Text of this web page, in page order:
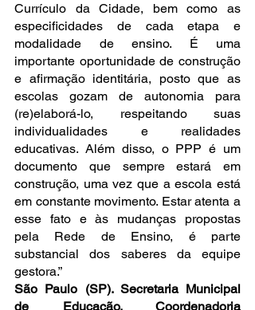
Currículo da Cidade, bem como as
especificidades de cada etapa e
modalidade de ensino. É uma
importante oportunidade de construção
e afirmação identitária, posto que as
escolas gozam de autonomia para
(re)elaborá-lo, respeitando suas
individualidades e realidades
educativas. Além disso, o PPP é um
documento que sempre estará em
construção, uma vez que a escola está
em constante movimento. Estar atenta a
esse fato e às mudanças propostas
pela Rede de Ensino, é parte
substancial dos saberes da equipe
gestora.”
São Paulo (SP). Secretaria Municipal
de Educação. Coordenadoria